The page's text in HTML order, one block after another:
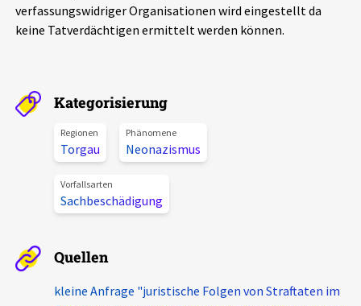
Schlaglichter
Aktuelles
Veranstaltungen
Podcasts
Über uns
Kontakt
Unterstützer_innen
verfassungswidriger Organisationen wird eingestellt da
keine Tatverdächtigen ermittelt werden können.
Kategorisierung
Regionen
Torgau
Phänomene
Neonazismus
Vorfallsarten
Sachbeschädigung
Quellen
kleine Anfrage "juristische Folgen von Straftaten im